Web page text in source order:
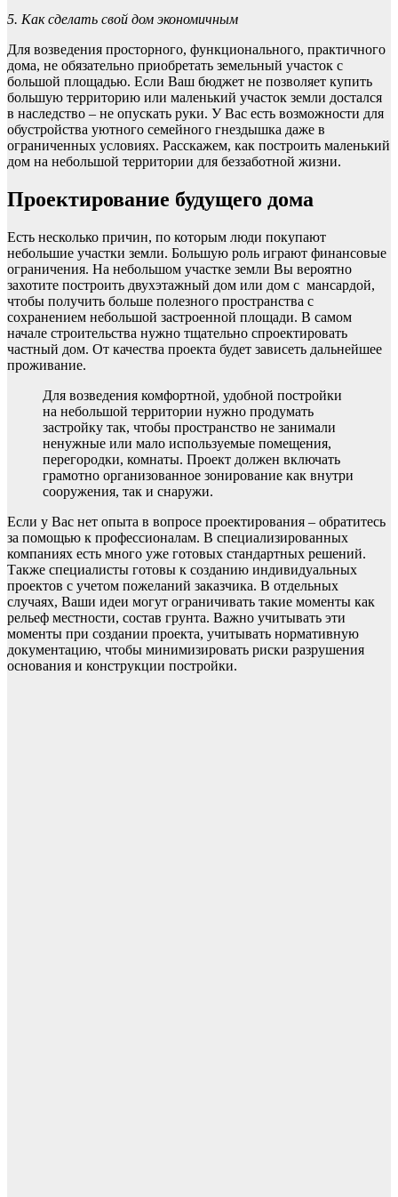
5. Как сделать свой дом экономичным
Для возведения просторного, функционального, практичного
дома, не обязательно приобретать земельный участок с
большой площадью. Если Ваш бюджет не позволяет купить
большую территорию или маленький участок земли достался
в наследство – не опускать руки. У Вас есть возможности для
обустройства уютного семейного гнездышка даже в
ограниченных условиях. Расскажем, как построить маленький
дом на небольшой территории для беззаботной жизни.
Проектирование будущего дома
Есть несколько причин, по которым люди покупают
небольшие участки земли. Большую роль играют финансовые
ограничения. На небольшом участке земли Вы вероятно
захотите построить двухэтажный дом или дом с мансардой,
чтобы получить больше полезного пространства с
сохранением небольшой застроенной площади. В самом
начале строительства нужно тщательно спроектировать
частный дом. От качества проекта будет зависеть дальнейшее
проживание.
Для возведения комфортной, удобной постройки
на небольшой территории нужно продумать
застройку так, чтобы пространство не занимали
ненужные или мало используемые помещения,
перегородки, комнаты. Проект должен включать
грамотно организованное зонирование как внутри
сооружения, так и снаружи.
Если у Вас нет опыта в вопросе проектирования – обратитесь
за помощью к профессионалам. В специализированных
компаниях есть много уже готовых стандартных решений.
Также специалисты готовы к созданию индивидуальных
проектов с учетом пожеланий заказчика. В отдельных
случаях, Ваши идеи могут ограничивать такие моменты как
рельеф местности, состав грунта. Важно учитывать эти
моменты при создании проекта, учитывать нормативную
документацию, чтобы минимизировать риски разрушения
основания и конструкции постройки.